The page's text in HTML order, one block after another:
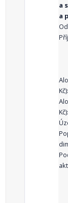
a
a
Kč):
Kč):